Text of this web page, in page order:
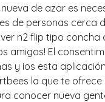
de azar es
de personas cerca
n2 flip tipo concha
amigos! El
y ios esta
la que te
conocer nueva